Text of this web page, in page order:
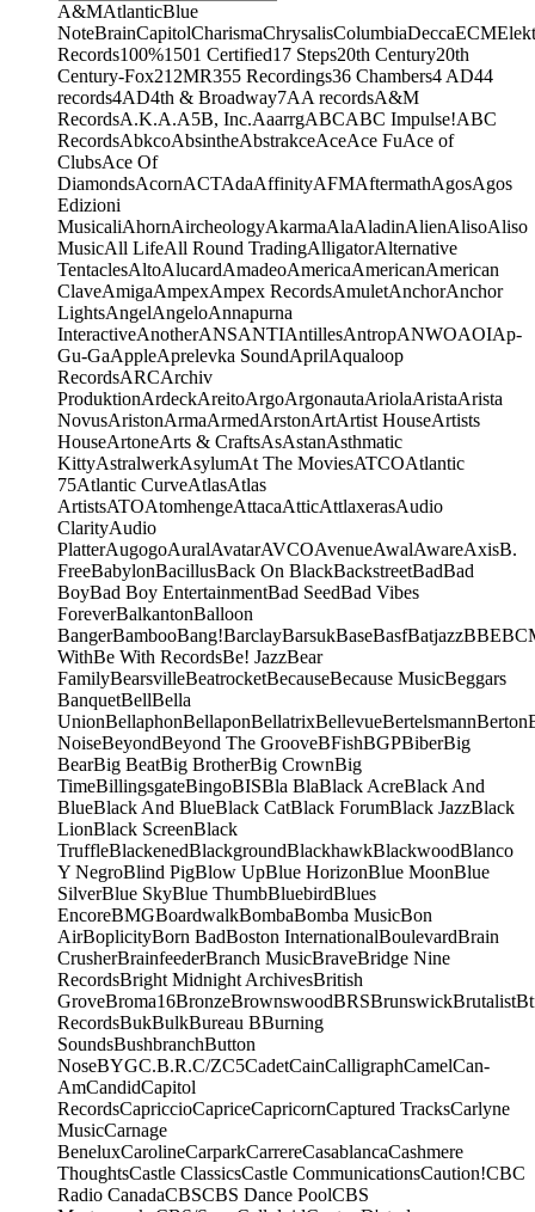
A&MAtlanticBlue
NoteBrainCapitolCharismaChrysalisColumbiaDeccaECM
Records100%1501 Certified17 Steps20th Century20th
Century-Fox21 2MR355 Recordings36 Chambers4 AD44
records4AD4th & Broadway7AA recordsA&M
RecordsA.K.A.A5B, Inc.AaarrgABCABC Impulse!ABC
RecordsAbkcoAbsintheAbstrakceAceAce FuAce of
ClubsAce Of
DiamondsAcornACTAdaAffinityAFMAftermathAgosAgos
Edizioni
MusicaliAhornAircheologyAkarmaAlaAladinAlienAlisoAliso
MusicAll LifeAll Round TradingAlligatorAlternative
TentaclesAltoAlucardAmadeoAmericaAmericanAmerican
ClaveAmigaAmpexAmpex RecordsAmuletAnchorAnchor
LightsAngelAngeloAnnapurna
InteractiveAnotherANSANTIAntillesAntropANWOAOIAp-
Gu-GaAppleAprelevka SoundAprilAqualoop
RecordsARCArchiv
ProduktionArdeckAreitoArgoArgonautaAriolaAristaArista
NovusAristonArmaArmedArstonArtArtist HouseArtists
HouseArtoneArts & CraftsAsAstanAsthmatic
KittyAstralwerkAsylumAt The MoviesATCOAtlantic
75Atlantic CurveAtlasAtlas
ArtistsATOAtomhengeAttacaAtticAttlaxerasAudio
ClarityAudio
PlatterAugogoAuralAvatarAVCOAvenueAwalAwareAxisB.
FreeBabylonBacillusBack On BlackBackstreetBadBad
BoyBad Boy EntertainmentBad SeedBad Vibes
ForeverBalkantonBalloon
BangerBambooBang!BarclayBarsukBaseBasfBatjazzBBE
WithBe With RecordsBe! JazzBear
FamilyBearsvilleBeatrocketBecauseBecause MusicBeggars
BanquetBellBella
UnionBellaphonBellaponBellatrixBellevueBertelsmannBerton
NoiseBeyondBeyond The GrooveBFishBGPBiberBig
BearBig BeatBig BrotherBig CrownBig
TimeBillingsgateBingoBISBla BlaBlack AcreBlack And
BlueBlack And BlueBlack CatBlack ForumBlack JazzBlack
LionBlack ScreenBlack
TruffleBlackenedBlackgroundBlackhawkBlackwoodBlanco
Y NegroBlind PigBlow UpBlue HorizonBlue MoonBlue
SilverBlue SkyBlue ThumbBluebirdBlues
EncoreBMGBoardwalkBombaBomba MusicBon
AirBoplicityBorn BadBoston InternationalBoulevardBrain
CrusherBrainfeederBranch MusicBraveBridge Nine
RecordsBright Midnight ArchivesBritish
GroveBroma16BronzeBrownswoodBRSBrunswickBrutalist
RecordsBukBulkBureau BBurning
SoundsBushbranchButton
NoseBYGC.B.R.C/ZC5CadetCainCalligraphCamelCan-
AmCandidCapitol
RecordsCapriccioCapriceCapricornCaptured TracksCarlyne
MusicCarnage
BeneluxCarolineCarparkCarrereCasablancaCashmere
ThoughtsCastle ClassicsCastle CommunicationsCaution!CBC
Radio CanadaCBSCBS Dance PoolCBS